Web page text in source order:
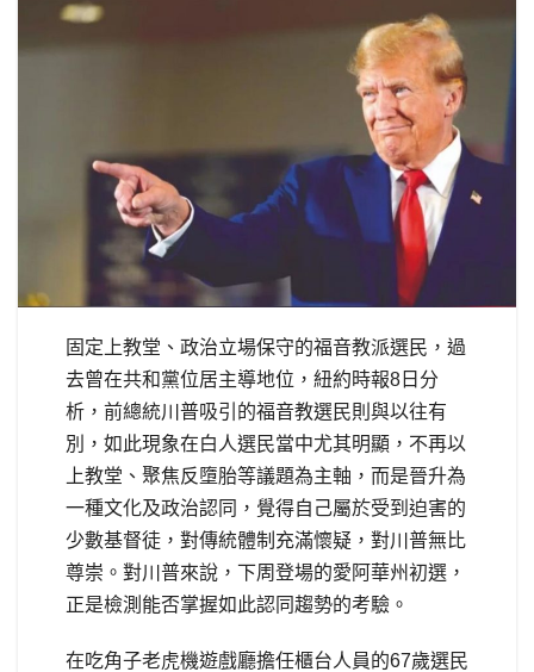
固定上教堂、政治立場保守的福音教派選民，過
去曾在共和黨位居主導地位，紐約時報8日分
析，前總統川普吸引的福音教選民則與以往有
別，如此現象在白人選民當中尤其明顯，不再以
上教堂、聚焦反墮胎等議題為主軸，而是晉升為
一種文化及政治認同，覺得自己屬於受到迫害的
少數基督徒，對傳統體制充滿懷疑，對川普無比
尊崇。對川普來說，下周登場的愛阿華州初選，
正是檢測能否掌握如此認同趨勢的考驗。
在吃角子老虎機遊戲廳擔任櫃台人員的67歲選民